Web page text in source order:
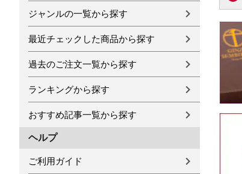
ジャンルの一覧から探す
最近チェックした商品から探す
過去のご注文一覧から探す
ランキングから探す
おすすめ記事一覧から探す
ヘルプ
ご利用ガイド